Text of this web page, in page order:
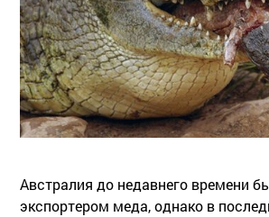
Австралия до недавнего времени
экспортером меда, однако в